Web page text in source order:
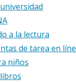
a la lectura
de tarea en
niños